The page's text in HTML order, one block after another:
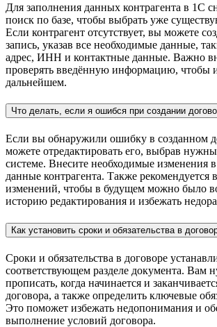
Для заполнения данных контрагента в 1С
поиск по базе, чтобы выбрать уже
Если контрагент отсутствует, вы можете
запись, указав все необходимые данные,
адрес, ИНН и контактные данные. Важно
проверять введённую информацию, чтобы
дальнейшем.
Что делать, если я ошибся при создании
Если вы обнаружили ошибку в созданном
можете отредактировать его, выбрав
системе. Внесите необходимые изменения
данные контрагента. Также рекомендуется
изменений, чтобы в будущем можно было
историю редактирования и избежать
Как установить сроки и обязательства в
Сроки и обязательства в договоре
соответствующем разделе документа. Вам
прописать, когда начинается и
договора, а также определить ключевые
Это поможет избежать недопонимания и
выполнение условий договора.